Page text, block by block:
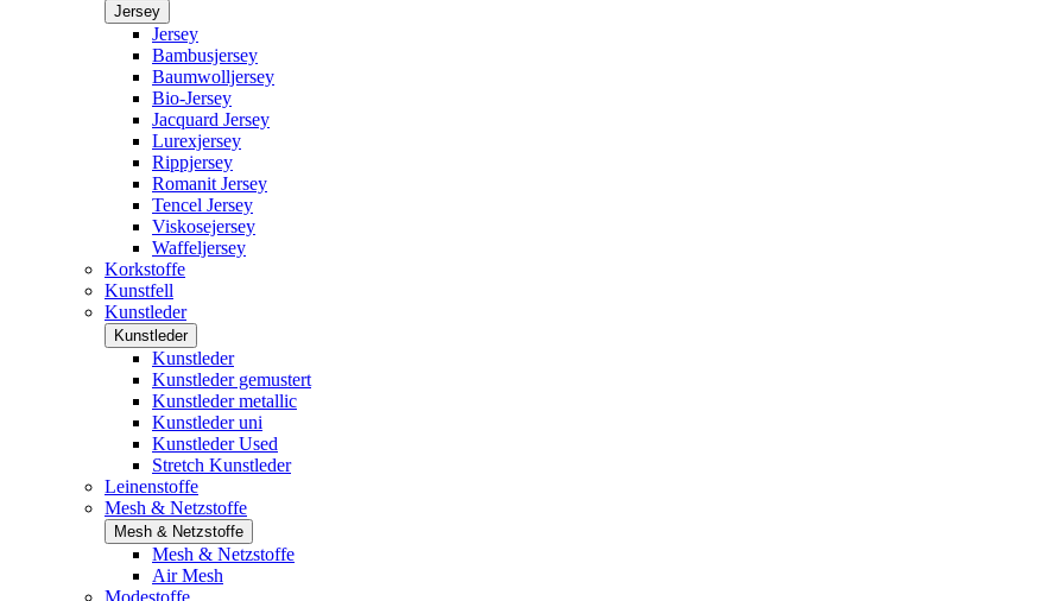
Jersey
Jersey
Bambusjersey
Baumwolljersey
Bio-Jersey
Jacquard Jersey
Lurexjersey
Rippjersey
Romanit Jersey
Tencel Jersey
Viskosejersey
Waffeljersey
Korkstoffe
Kunstfell
Kunstleder
Kunstleder
Kunstleder
Kunstleder gemustert
Kunstleder metallic
Kunstleder uni
Kunstleder Used
Stretch Kunstleder
Leinenstoffe
Mesh & Netzstoffe
Mesh & Netzstoffe
Mesh & Netzstoffe
Air Mesh
Modestoffe